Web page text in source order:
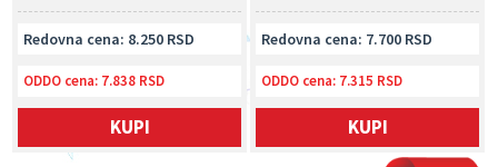
Redovna cena: 7.700 RSD
ODDO cena: 7.315 RSD
KUPI
Redovna cena: 8.250 RSD
ODDO cena: 7.838 RSD
KUPI